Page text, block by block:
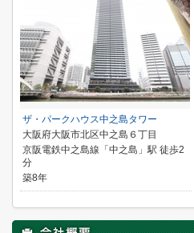
ザ・パークハウス中之島タワー
大阪府大阪市北区中之島６丁目
京阪電鉄中之島線「中之島」駅 徒歩2
分
築8年